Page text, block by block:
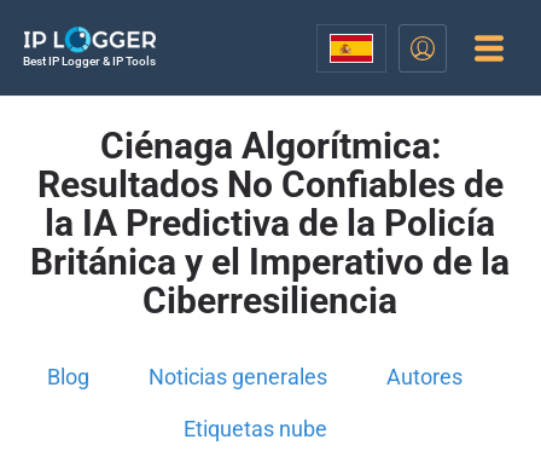
Best IP Logger & IP Tools
Ciénaga Algorítmica:
Resultados No Confiables de
la IA Predictiva de la Policía
Británica y el Imperativo de la
Ciberresiliencia
Blog Noticias generales Autores
Etiquetas nube